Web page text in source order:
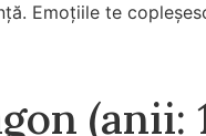
Emoțiile te
(anii: